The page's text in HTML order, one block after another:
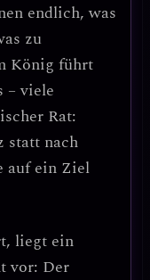
endlich, was
zu
König führt
– viele
Rat:
statt nach
auf ein Ziel
, liegt ein
vor: Der